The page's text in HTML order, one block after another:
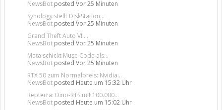
NewsBot posted Vor 25 Minuten
Synology stellt DiskStation...
NewsBot posted Vor 25 Minuten
Grand Theft Auto VI:...
NewsBot posted Vor 25 Minuten
Meta schickt Muse Code als...
NewsBot posted Vor 25 Minuten
RTX 50 zum Normalpreis: Nvidia...
NewsBot posted Heute um 15:32 Uhr
Repterra: Dino-RTS mit 100.000...
NewsBot posted Heute um 15:02 Uhr